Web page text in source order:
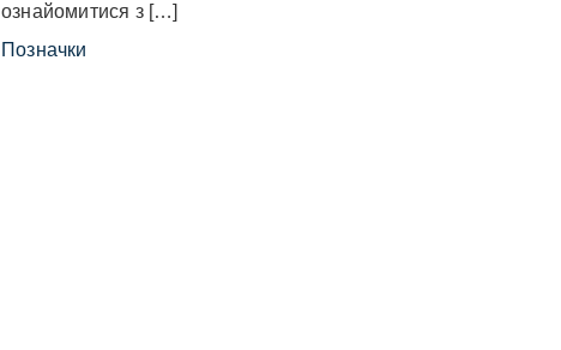
ознайомитися з […]
Позначки